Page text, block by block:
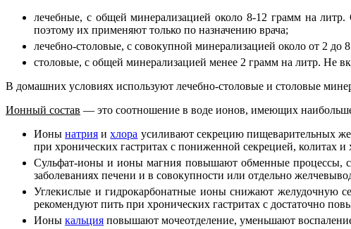
лечебные, с общей минерализацией около 8-12 грамм на
поэтому их применяют только по назначению врача;
лечебно-столовые, с совокупной минерализацией около от 2 до
столовые, с общей минерализацией менее 2 грамм на литр. Не
В домашних условиях используют лечебно-столовые и столовые
Ионный состав — это соотношение в воде ионов, имеющих
Ионынатрия ихлора усиливают секрецию пищеварительных
при хронических гастритах с пониженной секрецией, колитах
Сульфат-ионы и ионы магния повышают обменные процессы,
заболеваниях печени и в совокупности или отдельно
Углекислые и гидрокарбонатные ионы снижают желудочную
рекомендуют пить при хронических гастритах с достаточно
Ионы кальция повышают мочеотделение, уменьшают